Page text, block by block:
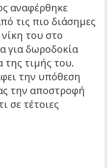
αναφέρθηκε
τις πιο διάσημες
του στο
για δωροδοκία
τιμής του.
την υπόθεση
την αποστροφή
σε τέτοιες